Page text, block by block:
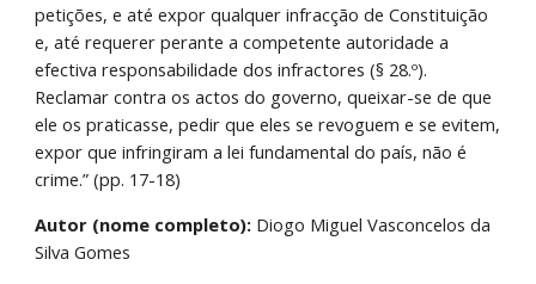
petições, e até expor qualquer infracção de Constituição
e, até requerer perante a competente autoridade a
efectiva responsabilidade dos infractores (§ 28.º).
Reclamar contra os actos do governo, queixar-se de que
ele os praticasse, pedir que eles se revoguem e se evitem,
expor que infringiram a lei fundamental do país, não é
crime.” (pp. 17-18)
Autor (nome completo): Diogo Miguel Vasconcelos da
Silva Gomes